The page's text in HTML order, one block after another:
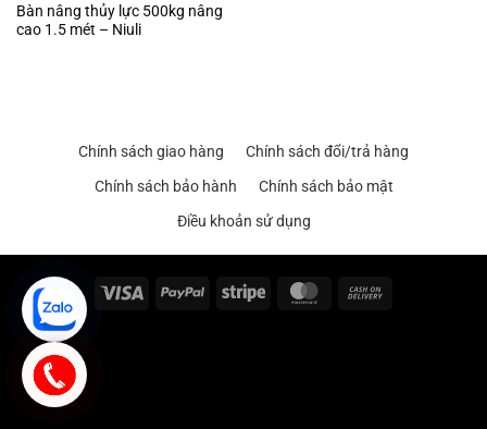
Bàn nâng thủy lực 500kg nâng
cao 1.5 mét – Niuli
Chính sách giao hàng
Chính sách đổi/trả hàng
Chính sách bảo hành
Chính sách bảo mật
Điều khoản sử dụng
Visa PayPal Stripe MasterCard